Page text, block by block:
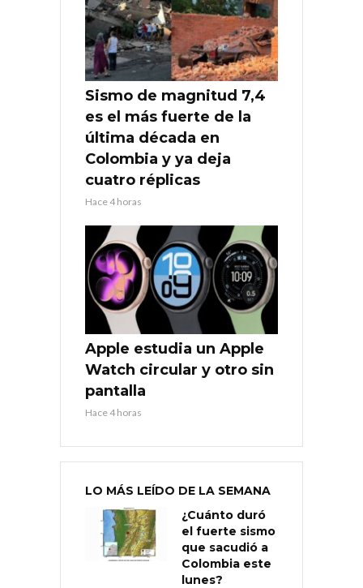
Sismo de magnitud 7,4
es el más fuerte de la
última década en
Colombia y ya deja
cuatro réplicas
Hace 4 horas
Apple estudia un Apple
Watch circular y otro sin
pantalla
Hace 4 horas
LO MÁS LEÍDO DE LA SEMANA
¿Cuánto duró
el fuerte sismo
que sacudió a
Colombia este
lunes?